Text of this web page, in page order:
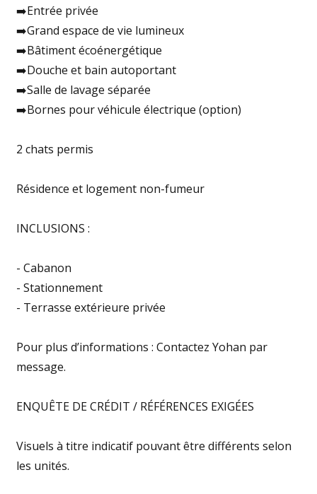
➡️Entrée privée
➡️Grand espace de vie lumineux
➡️Bâtiment écoénergétique
➡️Douche et bain autoportant
➡️Salle de lavage séparée
➡️Bornes pour véhicule électrique (option)
2 chats permis
Résidence et logement non-fumeur
INCLUSIONS :
- Cabanon
- Stationnement
- Terrasse extérieure privée
Pour plus d’informations : Contactez Yohan par
message.
ENQUÊTE DE CRÉDIT / RÉFÉRENCES EXIGÉES
Visuels à titre indicatif pouvant être différents selon
les unités.